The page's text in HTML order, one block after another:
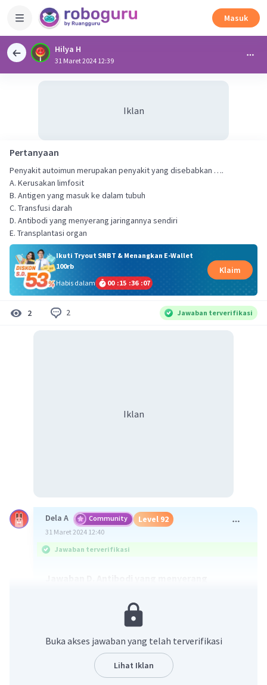
Masuk
Hilya H
31 Maret 2024 12:39
Iklan
Pertanyaan
Penyakit autoimun merupakan penyakit yang disebabkan ….
A. Kerusakan limfosit
B. Antigen yang masuk ke dalam tubuh
C. Transfusi darah
D. Antibodi yang menyerang jaringannya sendiri
E. Transplantasi organ
Ikuti Tryout SNBT & Menangkan E-Wallet
100rb
Habis dalam
00 :15 :36 :07
Klaim
2 2 Jawaban terverifikasi
Iklan
Dela A Community Level 92
31 Maret 2024 12:40
Jawaban terverifikasi
Penyakit autoimun adalah penyakit yang
menyerang jaringan tubuhnya sendiri.
Keadaan ini dikarenakan sistem kekebalan tubuh
menganggap sel tubuhnya
sebagai antigen dan menghasilkan antibodi
Buka akses jawaban yang telah terverifikasi
Lihat Iklan